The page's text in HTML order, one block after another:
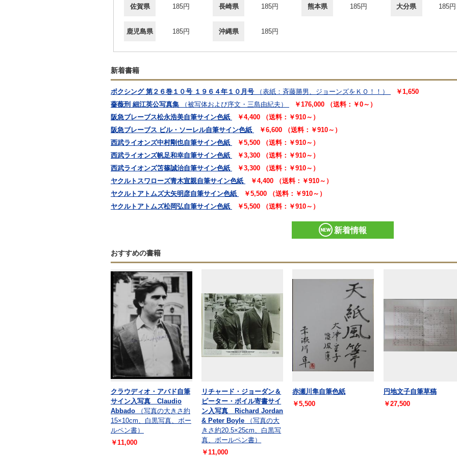
佐賀県 185円 長崎県 185円 熊本県 185円 大分県 185円
鹿児島県 185円 沖縄県 185円
新着書籍
ボクシング 第２６巻１０号 １９６４年１０月号 （表紙：斉藤勝男、ジョーンズをＫＯ！！）
￥1,650
薔薇刑 細江英公写真集
（被写体および序文・三島由紀夫）
￥176,000 （送料：￥0～）
阪急ブレーブス松永浩美自筆サイン色紙
￥4,400 （送料：￥910～）
阪急ブレーブス ビル・ソーレル自筆サイン色紙
￥6,600 （送料：￥910～）
西武ライオンズ中村剛也自筆サイン色紙
￥5,500 （送料：￥910～）
西武ライオンズ帆足和幸自筆サイン色紙
￥3,300 （送料：￥910～）
西武ライオンズ笘篠誠治自筆サイン色紙
￥3,300 （送料：￥910～）
ヤクルトスワローズ青木宣親自筆サイン色紙
￥4,400 （送料：￥910～）
ヤクルトアトムズ大矢明彦自筆サイン色紙
￥5,500 （送料：￥910～）
ヤクルトアトムズ松岡弘自筆サイン色紙
￥5,500 （送料：￥910～）
新着情報
おすすめの書籍
クラウディオ・アバド自筆
サイン入写真 Claudio
Abbado
（写真の大きさ約
15×10cm、白黒写真、ボー
ルペン書）
￥11,000
リチャード・ジョーダン＆
ピーター・ボイル寄書サイ
ン入写真 Richard Jordan
& Peter Boyle
（写真の大
きさ約20.5×25cm、白黒写
真、ボールペン書）
￥11,000
赤瀬川隼自筆色紙
￥5,500
円地文子自筆草稿
￥27,500